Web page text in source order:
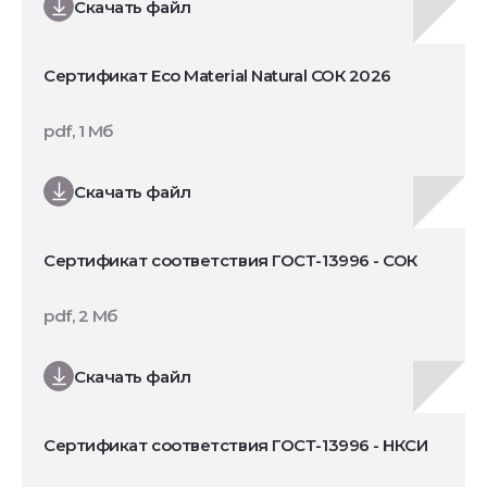
Скачать файл
Сертификат Eco Material Natural СОК 2026
Скачать файл
pdf, 1 Мб
Сертификат соответствия ГОСТ-13996 - СОК
Скачать файл
pdf, 2 Мб
Сертификат соответствия ГОСТ-13996 - НКСИ